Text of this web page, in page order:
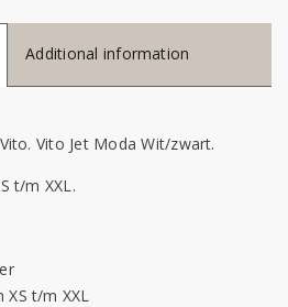
Additional information
Vito Jet Moda Wit/zwart.
t/m XXL.
XS t/m XXL